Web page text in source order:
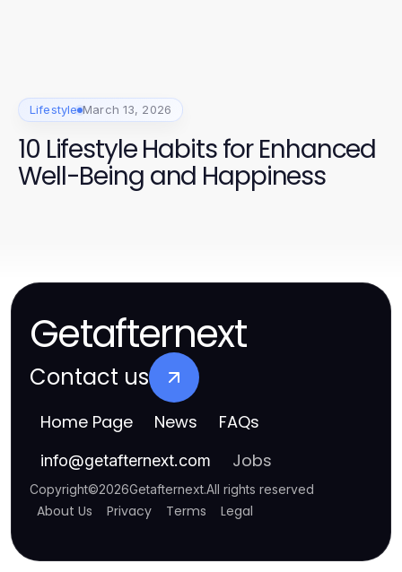
Lifestyle March 13, 2026
10 Lifestyle Habits for Enhanced
Well-Being and Happiness
Getafternext
Contact us
Home Page News FAQs
info@getafternext.com Jobs
Copyright©2026Getafternext.All rights reserved
About Us Privacy Terms Legal